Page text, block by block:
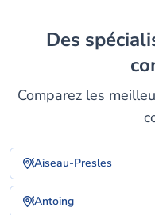
Des spécialistes dans d’autres
Comparez les
Aiseau-Presles
Antoing